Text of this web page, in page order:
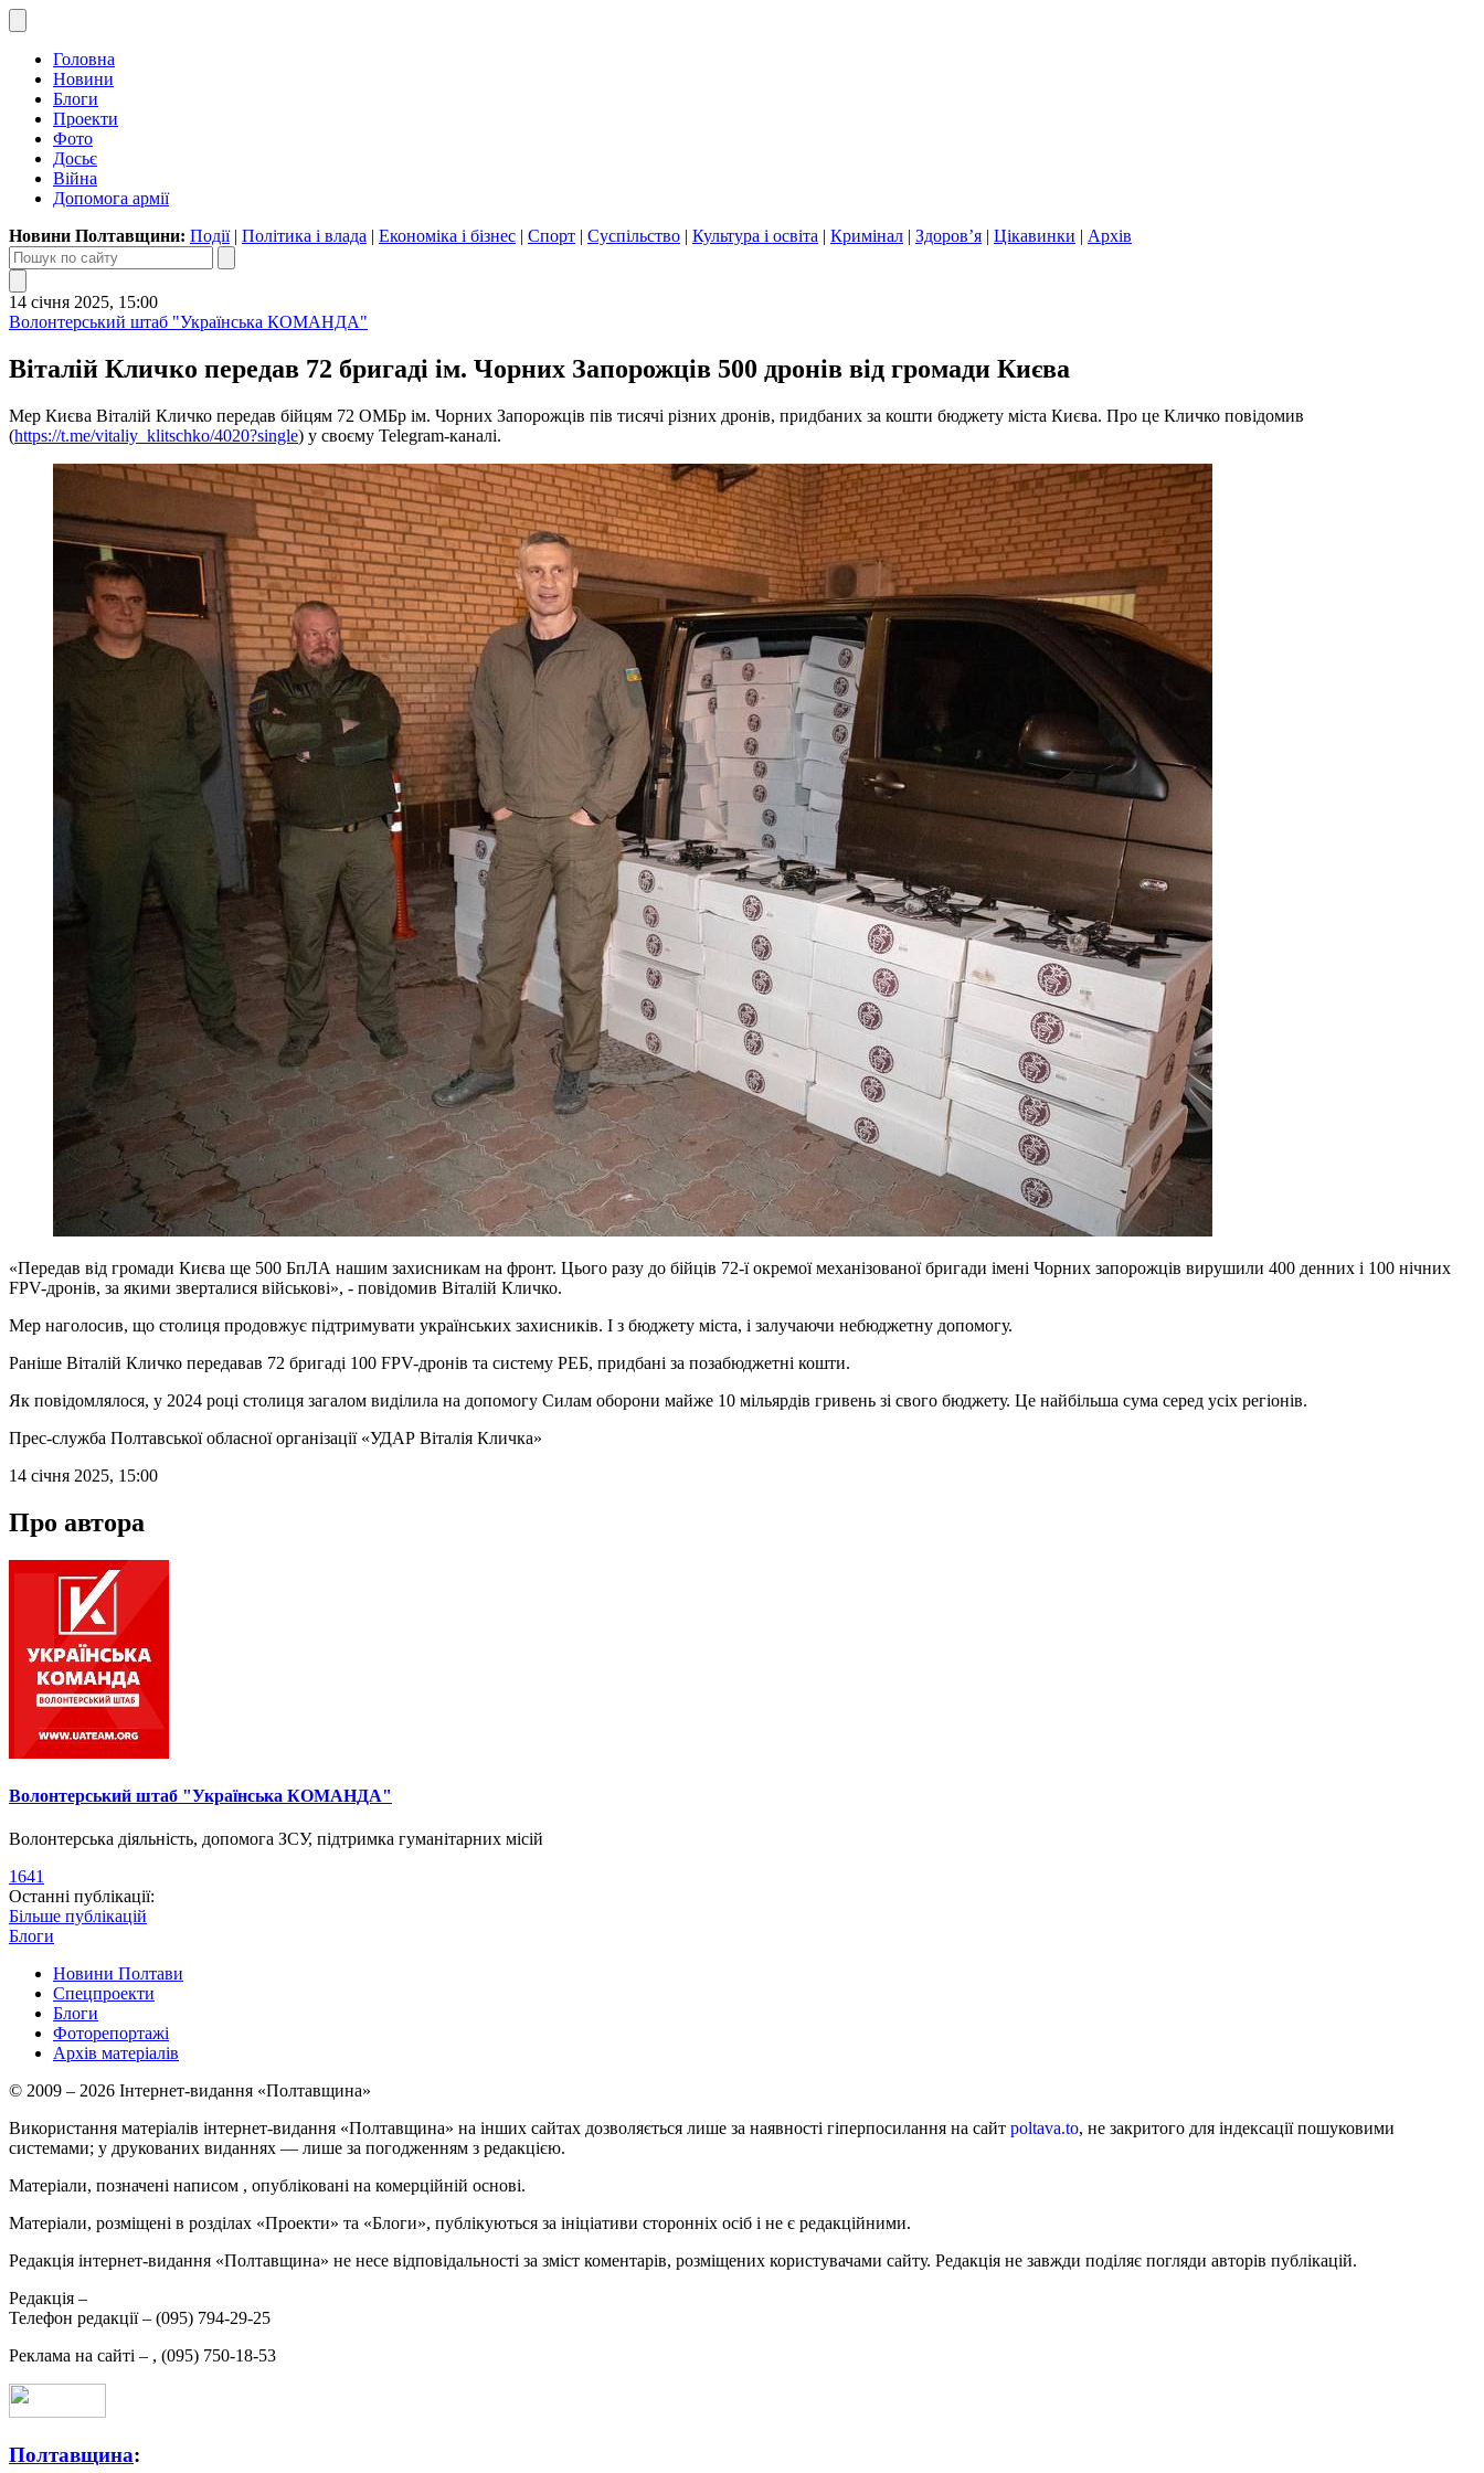
Головна
Новини
Блоги
Проекти
Фото
Досьє
Війна
Допомога армії
Новини Полтавщини: Події| Політика і влада | Економіка і бізнес | Спорт | Суспільство | Культура і освіта | Кримінал | Здоров’я | Цікавинки | Архів
14 січня 2025, 15:00
Волонтерський штаб "Українська КОМАНДА"
Віталій Кличко передав 72 бригаді ім. Чорних Запорожців 500 дронів від громади Києва
Мер Києва Віталій Кличко передав бійцям 72 ОМБр ім. Чорних Запорожців пів тисячі різних дронів, придбаних за кошти бюджету міста Києва. Про це Кличко повідомив
(https://t.me/vitaliy_klitschko/4020?single) у своєму Telegram-каналі.
«Передав від громади Києва ще 500 БпЛА нашим захисникам на фронт. Цього разу до бійців 72-ї окремої механізованої бригади імені Чорних запорожців вирушили 400 денних і 100 нічних
FPV-дронів, за якими зверталися військові», - повідомив Віталій Кличко.
Мер наголосив, що столиця продовжує підтримувати українських захисників. І з бюджету міста, і залучаючи небюджетну допомогу.
Раніше Віталій Кличко передавав 72 бригаді 100 FPV-дронів та систему РЕБ, придбані за позабюджетні кошти.
Як повідомлялося, у 2024 році столиця загалом виділила на допомогу Силам оборони майже 10 мільярдів гривень зі свого бюджету. Це найбільша сума серед усіх регіонів.
Прес-служба Полтавської обласної організації «УДАР Віталія Кличка»
14 січня 2025, 15:00
Про автора
Волонтерський штаб "Українська КОМАНДА"
Волонтерська діяльність, допомога ЗСУ, підтримка гуманітарних місій
1641
Останні публікації:
Більше публікацій
Блоги
Новини Полтави
Спецпроекти
Блоги
Фоторепортажі
Архів матеріалів
© 2009 – 2026 Інтернет-видання «Полтавщина»
Використання матеріалів інтернет-видання «Полтавщина» на інших сайтах дозволяється лише за наявності гіперпосилання на сайт poltava.to, не закритого для індексації пошуковими
системами; у друкованих виданнях — лише за погодженням з редакцією.
Матеріали, позначені написом , опубліковані на комерційній основі.
Матеріали, розміщені в розділах «Проекти» та «Блоги», публікуються за ініціативи сторонніх осіб і не є редакційними.
Редакція інтернет-видання «Полтавщина» не несе відповідальності за зміст коментарів, розміщених користувачами сайту. Редакція не завжди поділяє погляди авторів публікацій.
Редакція –
Телефон редакції – (095) 794-29-25
Реклама на сайті – , (095) 750-18-53
Полтавщина: